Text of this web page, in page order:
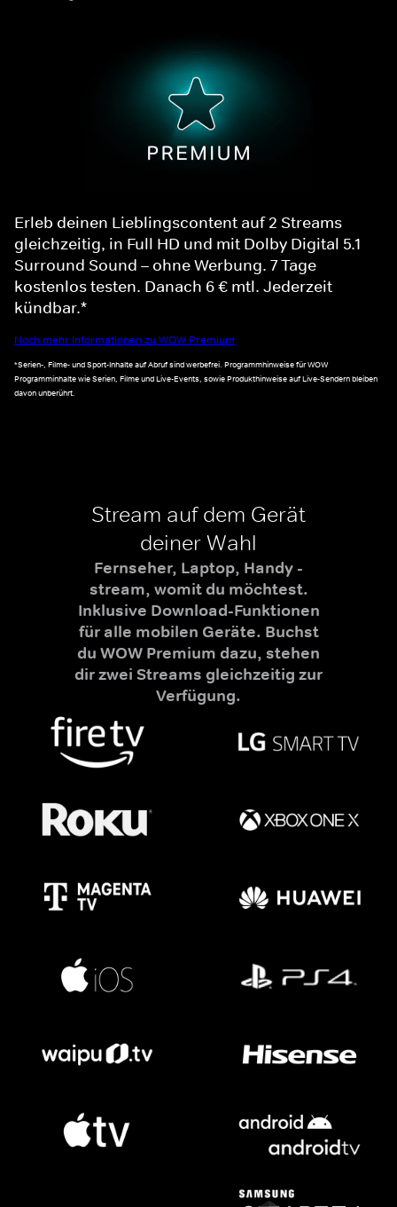
Erleb deinen Lieblingscontent auf 2 Streams
gleichzeitig, in Full HD und mit Dolby Digital 5.1
Surround Sound – ohne Werbung. 7 Tage
kostenlos testen. Danach 6 € mtl. Jederzeit
kündbar.*
Noch mehr Informationen zu WOW Premium
*Serien-, Filme- und Sport-Inhalte auf Abruf sind werbefrei. Programmhinweise für WOW
Programminhalte wie Serien, Filme und Live-Events, sowie Produkthinweise auf Live-Sendern bleiben
davon unberührt.
Stream auf dem Gerät
deiner Wahl
Fernseher, Laptop, Handy -
stream, womit du möchtest.
Inklusive Download-Funktionen
für alle mobilen Geräte. Buchst
du WOW Premium dazu, stehen
dir zwei Streams gleichzeitig zur
Verfügung.